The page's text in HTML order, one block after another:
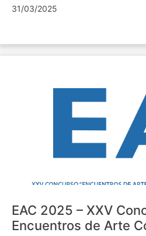
31/03/2025
EAC 2025 – XXV
Encuentros de Arte